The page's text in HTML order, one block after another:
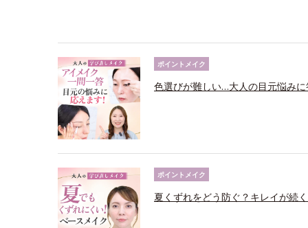
ポイントメイク
色選びが難しい…大人の目元悩み
ポイントメイク
夏くずれをどう防ぐ？キレイが続